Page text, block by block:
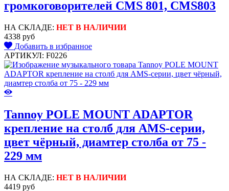
громкоговорителей CMS 801, CMS803
НА СКЛАДЕ: НЕТ В НАЛИЧИИ
4338 руб
Добавить в избранное
АРТИКУЛ: F0226
Tannoy POLE MOUNT ADAPTOR
крепление на столб для AMS-серии,
цвет чёрный, диамтер столба от 75 -
229 мм
НА СКЛАДЕ: НЕТ В НАЛИЧИИ
4419 руб